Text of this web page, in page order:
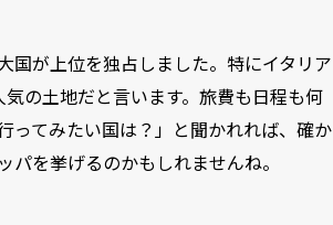
国が上位を独占しました。特にイタリア
の土地だと言います。旅費も日程も何
ってみたい国は？」と聞かれれば、確か
パを挙げるのかもしれませんね。